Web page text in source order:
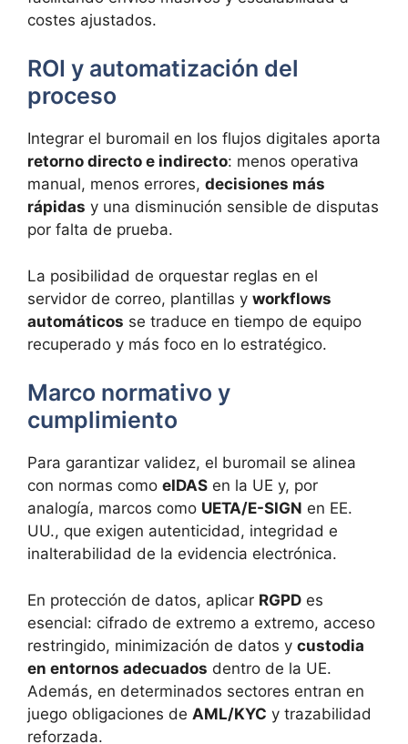
costes ajustados.
ROI y automatización del
proceso
Integrar el buromail en los flujos digitales aporta
retorno directo e indirecto: menos operativa
manual, menos errores, decisiones más
rápidas y una disminución sensible de disputas
por falta de prueba.
La posibilidad de orquestar reglas en el
servidor de correo, plantillas y workflows
automáticos se traduce en tiempo de equipo
recuperado y más foco en lo estratégico.
Marco normativo y
cumplimiento
Para garantizar validez, el buromail se alinea
con normas como eIDAS en la UE y, por
analogía, marcos como UETA/E-SIGN en EE.
UU., que exigen autenticidad, integridad e
inalterabilidad de la evidencia electrónica.
En protección de datos, aplicar RGPD es
esencial: cifrado de extremo a extremo, acceso
restringido, minimización de datos y custodia
en entornos adecuados dentro de la UE.
Además, en determinados sectores entran en
juego obligaciones de AML/KYC y trazabilidad
reforzada.